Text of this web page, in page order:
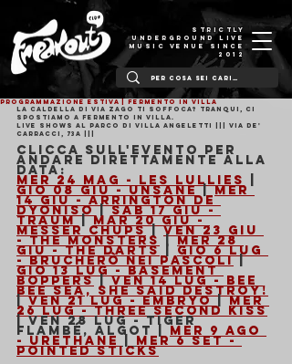
STRICTLY
UNDERGROUND LIVE
MUSIC VENUE SINCE
2012
PROGRAMMAZIONE ESTIVA | FERMENTO IN VILLA
La caldella di via Zago ti soffoca? Tranqui, ci
spostiamo a Fermento in Villa.
LIVE SHOWS AL PARCO DI VILLA ANGELETTI ||| Via de'
Carracci, 73a |||
Clicca sull'evento per
andare direttamente alla
data:
Mer 24 Mag - Les Lullies
Gio 08 Giu - Unsane | Mer
14 Giu - Arrington De
Dyoniso | Sab 17 Giu -
Traum | Mar 20 Giu -
Messer Chups | Ven 23 Giu
- The Monsters | Mer 28
Giu - The Darts | Gio 6 Lug
- Brucherò nei Pascoli |
Gio 13 Lug - Basement
Boppers | Ven 14 Lug - Bee
Bee Sea, She Said Destroy!
| Ven 21 Lug - Embryo | Mer
26 Lug - Three Second Kiss
| Ven 28 Lug - Tiger
Flambé, Algot | Mer 9 Ago
- Urethane Mer 6 Set -
Pointed Sticks